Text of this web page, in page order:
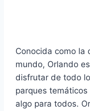
Conocida como la
mundo, Orlando
disfrutar de todo
parques
algo para todos.